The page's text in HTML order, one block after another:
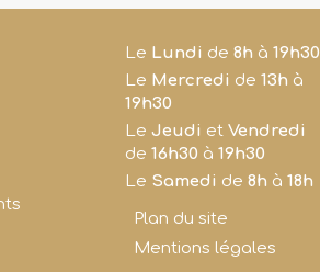
Le Lundi de8h à19h30
Le Mercredi de13h à
19h30
LeJeudi etVendredi
de16h30 à19h30
Le Samedi de8h à18h
Plan du site
Mentions légales